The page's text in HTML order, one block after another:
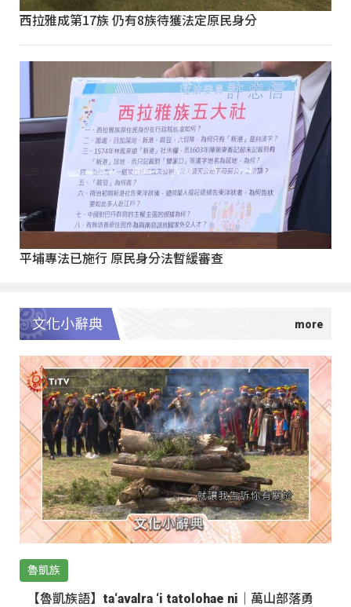
西拉雅成第17族 仍有8族待獲法定原民身分
平埔專法已施行 原民身分法暫緩審查
文化小辭典
魯凱族
【魯凱族語】ta‘avalra ‘i tatolohae ni｜萬山部落勇